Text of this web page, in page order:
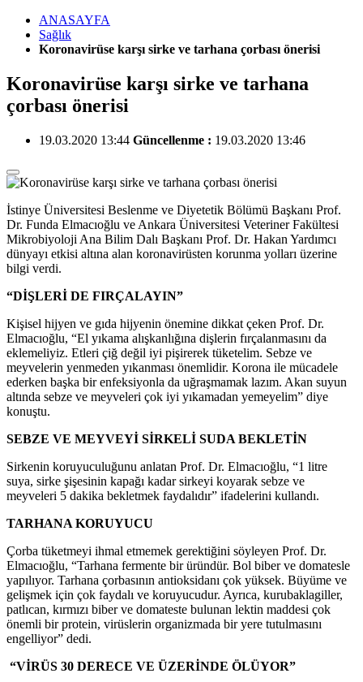
ANASAYFA
Sağlık
Koronavirüse karşı sirke ve tarhana çorbası önerisi
Koronavirüse karşı sirke ve tarhana
çorbası önerisi
19.03.2020 13:44 Güncellenme : 19.03.2020 13:46
İstinye Üniversitesi Beslenme ve Diyetetik Bölümü Başkanı Prof.
Dr. Funda Elmacıoğlu ve Ankara Üniversitesi Veteriner Fakültesi
Mikrobiyoloji Ana Bilim Dalı Başkanı Prof. Dr. Hakan Yardımcı
dünyayı etkisi altına alan koronavirüsten korunma yolları üzerine
bilgi verdi.
“DİŞLERİ DE FIRÇALAYIN”
Kişisel hijyen ve gıda hijyenin önemine dikkat çeken Prof. Dr.
Elmacıoğlu, “El yıkama alışkanlığına dişlerin fırçalanmasını da
eklemeliyiz. Etleri çiğ değil iyi pişirerek tüketelim. Sebze ve
meyvelerin yenmeden yıkanması önemlidir. Korona ile mücadele
ederken başka bir enfeksiyonla da uğraşmamak lazım. Akan suyun
altında sebze ve meyveleri çok iyi yıkamadan yemeyelim” diye
konuştu.
SEBZE VE MEYVEYİ SİRKELİ SUDA BEKLETİN
Sirkenin koruyuculuğunu anlatan Prof. Dr. Elmacıoğlu, “1 litre
suya, sirke şişesinin kapağı kadar sirkeyi koyarak sebze ve
meyveleri 5 dakika bekletmek faydalıdır” ifadelerini kullandı.
TARHANA KORUYUCU
Çorba tüketmeyi ihmal etmemek gerektiğini söyleyen Prof. Dr.
Elmacıoğlu, “Tarhana fermente bir üründür. Bol biber ve domatesle
yapılıyor. Tarhana çorbasının antioksidanı çok yüksek. Büyüme ve
gelişmek için çok faydalı ve koruyucudur. Ayrıca, kurubaklagiller,
patlıcan, kırmızı biber ve domateste bulunan lektin maddesi çok
önemli bir protein, virüslerin organizmada bir yere tutulmasını
engelliyor” dedi.
“VİRÜS 30 DERECE VE ÜZERİNDE ÖLÜYOR”